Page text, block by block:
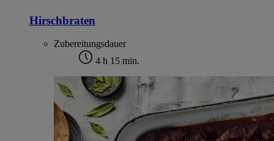
Hirschbraten
Zubereitungsdauer
4 h 15 min.